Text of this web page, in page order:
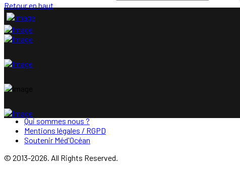
Retour en haut
Qui sommes nous ?
Mentions légales / RGPD
Soutenir Méd'Océan
© 2013-2026. All Rights Reserved.